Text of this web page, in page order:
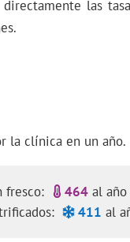
las
la clínica en un año.
fresco: 464 al año
411 al